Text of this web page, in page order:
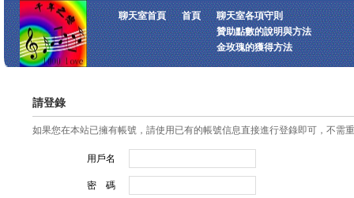
聊天室首頁 首頁
聊天室各項守則
贊助點數的說明與方法
金玫瑰的獲得方法
請登錄
如果您在本站已擁有帳號，請使用已有的帳號信息直接進行登錄即可，不需
用戶名
密 碼